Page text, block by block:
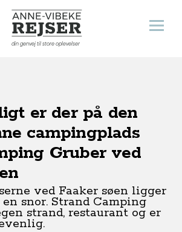
Anne-Vibeke Rejser
din genvej til store oplevelser
Åbn
er der på den
campingplads
Gruber ved
ved Faaker søen ligger
snor. Strand Camping
strand, restaurant og er